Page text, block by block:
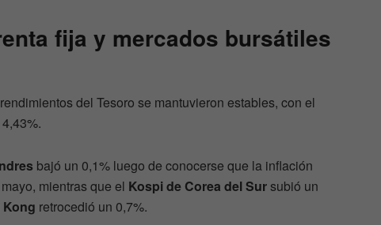
fija y mercados bursátiles
del Tesoro se mantuvieron estables, con el
bajó un 0,1% luego de conocerse que la inflación
mientras que el Kospi de Corea del Sursubió un
Kong retrocedió un 0,7%.